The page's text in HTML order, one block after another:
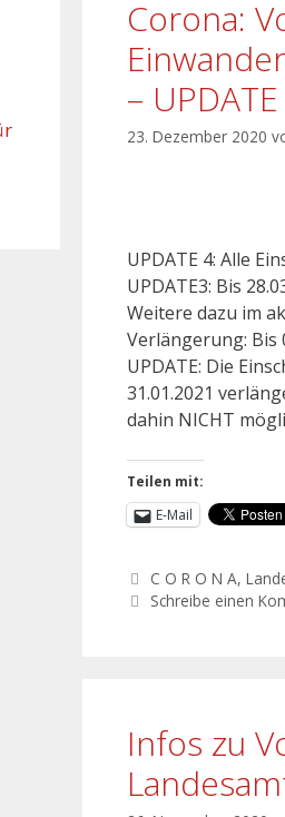
Corona:
–
23. Dezember 2020
UPDATE 4: Alle
UPDATE3: Bis
Weitere dazu im
Verlängerung: Bis
UPDATE: Die
31.01.2021
dahin NICHT
Teilen mit:
E-Mail
C O R O N A,
Schreibe einen
Infos zu